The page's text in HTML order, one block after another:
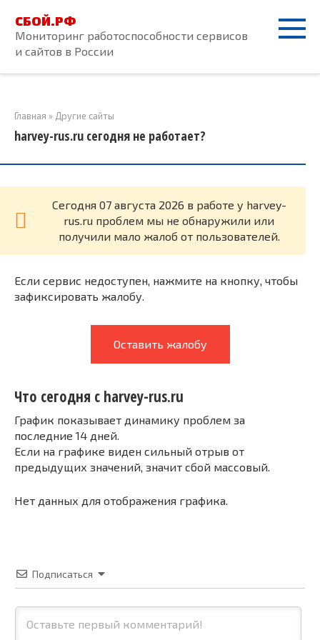
контенту
СБОЙ.РФ
Мониторинг работоспособности сервисов
и сайтов в России
Главная » Другие сайты
harvey-rus.ru сегодня не работает?
Cегодня 07 августа 2026 в работе у harvey-
rus.ru проблем мы не обнаружили или
получили мало жалоб от пользователей.
Если сервис недоступен, нажмите на кнопку, чтобы
зафиксировать жалобу.
Оставить жалобу
Что сегодня с harvey-rus.ru
График показывает динамику проблем за
последние 14 дней.
Если на графике виден сильный отрыв от
предыдущих значений, значит сбой массовый.
Нет данных для отображения графика.
Подписаться